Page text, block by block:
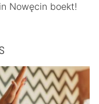
Nowęcin boekt!